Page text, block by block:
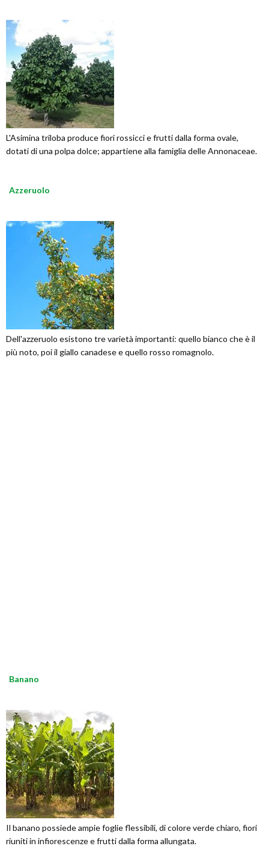
L'Asimina triloba produce fiori rossicci e frutti dalla forma ovale,
dotati di una polpa dolce; appartiene alla famiglia delle Annonaceae.
Azzeruolo
Dell'azzeruolo esistono tre varietà importanti: quello bianco che è il
più noto, poi il giallo canadese e quello rosso romagnolo.
Banano
Il banano possiede ampie foglie flessibili, di colore verde chiaro, fiori
riuniti in infiorescenze e frutti dalla forma allungata.